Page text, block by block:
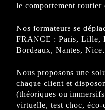
le comportement routier
Nos formateurs se
FRANCE : Paris, Lille,
Bordeaux, Nantes,
Nous proposons une
chaque client et
(théoriques ou
virtuelle, test choc, éco-